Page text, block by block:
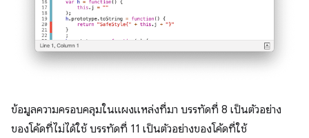
ข้อมูลความครอบคลุมในแผงแหล่งที่มา บรรทัดที่ 8 เป็นตัวอย่าง
ของโค้ดที่ไม่ได้ใช้ บรรทัดที่ 11 เป็นตัวอย่างของโค้ดที่ใช้